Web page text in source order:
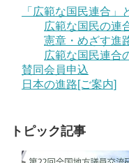
「広範な国民連合」
広範な国民の連
憲章・めざす進
広範な国民連合
賛同会員申込
日本の進路[ご案内]
トピック記事